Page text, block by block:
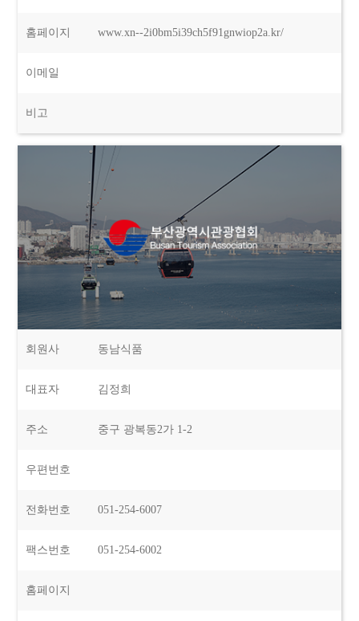
홈페이지 www.xn--2i0bm5i39ch5f91gnwiop2a.kr/
이메일
비고
회원사 동남식품
대표자 김정희
주소 중구 광복동2가 1-2
우편번호
전화번호 051-254-6007
팩스번호 051-254-6002
홈페이지